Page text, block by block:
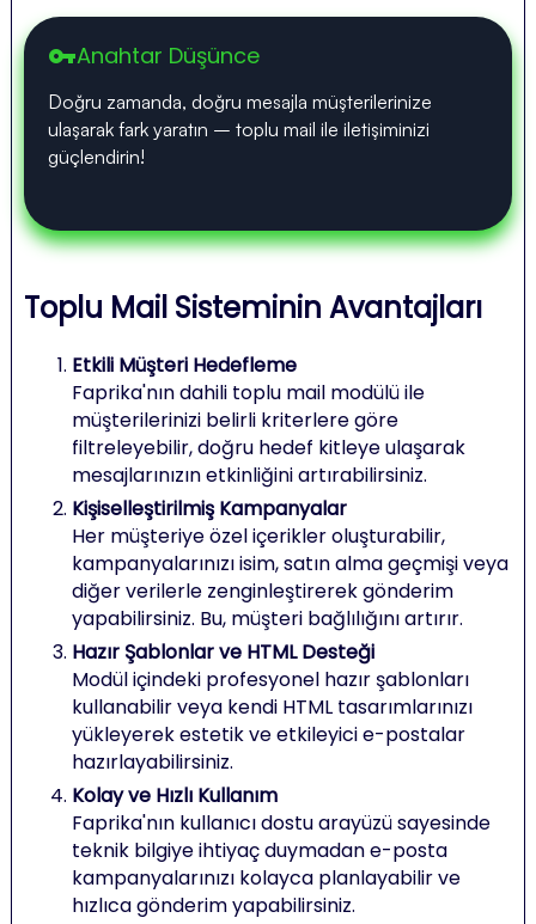
vpn_keyAnahtar Düşünce
Doğru zamanda, doğru mesajla müşterilerinize
ulaşarak fark yaratın – toplu mail ile iletişiminizi
güçlendirin!
Toplu Mail Sisteminin Avantajları
Etkili Müşteri Hedefleme
Faprika'nın dahili toplu mail modülü ile
müşterilerinizi belirli kriterlere göre
filtreleyebilir, doğru hedef kitleye ulaşarak
mesajlarınızın etkinliğini artırabilirsiniz.
Kişiselleştirilmiş Kampanyalar
Her müşteriye özel içerikler oluşturabilir,
kampanyalarınızı isim, satın alma geçmişi veya
diğer verilerle zenginleştirerek gönderim
yapabilirsiniz. Bu, müşteri bağlılığını artırır.
Hazır Şablonlar ve HTML Desteği
Modül içindeki profesyonel hazır şablonları
kullanabilir veya kendi HTML tasarımlarınızı
yükleyerek estetik ve etkileyici e-postalar
hazırlayabilirsiniz.
Kolay ve Hızlı Kullanım
Faprika'nın kullanıcı dostu arayüzü sayesinde
teknik bilgiye ihtiyaç duymadan e-posta
kampanyalarınızı kolayca planlayabilir ve
hızlıca gönderim yapabilirsiniz.